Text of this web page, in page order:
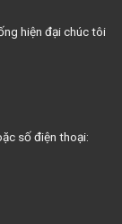
hiện đại chúc tôi
số điện thoại: